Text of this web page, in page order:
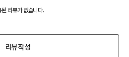
된 리뷰가 없습니다.
리뷰작성